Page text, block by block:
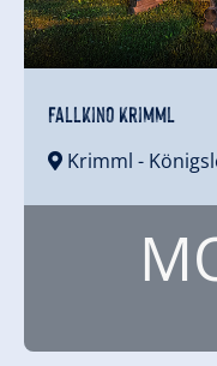
Fallkino Krimml
Krimml -